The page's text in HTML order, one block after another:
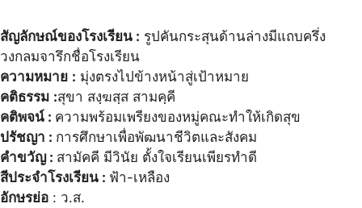
สัญลักษณ์ของโรงเรียน : รูปคันกระสุนด้านล่างมีแถบครึ่ง
วงกลมจารึกชื่อโรงเรียน
ความหมาย : มุ่งตรงไปข้างหน้าสู่เป้าหมาย
คติธรรม :สุขา สงฺฆสฺส สามคฺคี
คติพจน์ : ความพร้อมเพรียงของหมู่คณะทำให้เกิดสุข
ปรัชญา : การศึกษาเพื่อพัฒนาชีวิตและสังคม
คำขวัญ : สามัคคี มีวินัย ตั้งใจเรียนเพียรทำดี
สีประจำโรงเรียน : ฟ้า-เหลือง
อักษรย่อ : ว.ส.